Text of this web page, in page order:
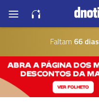
Faltam 66 dias